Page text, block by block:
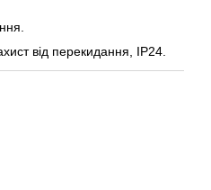
від перекидання, IP24.